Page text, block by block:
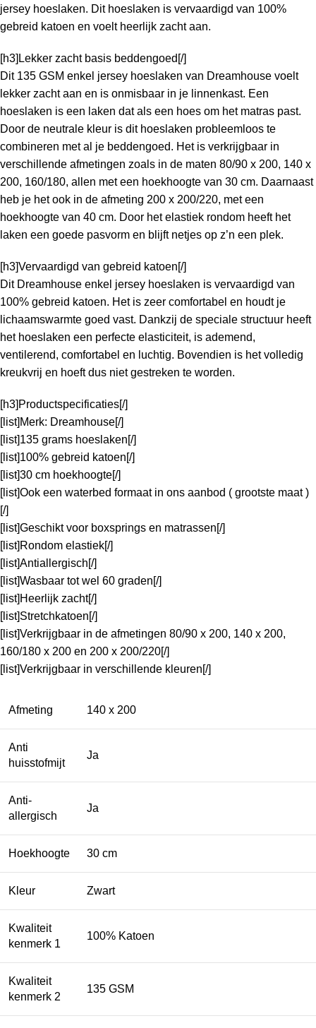
jersey hoeslaken. Dit hoeslaken is vervaardigd van 100%
gebreid katoen en voelt heerlijk zacht aan.
[h3]Lekker zacht basis beddengoed[/]
Dit 135 GSM enkel jersey hoeslaken van Dreamhouse voelt
lekker zacht aan en is onmisbaar in je linnenkast. Een
hoeslaken is een laken dat als een hoes om het matras past.
Door de neutrale kleur is dit hoeslaken probleemloos te
combineren met al je beddengoed. Het is verkrijgbaar in
verschillende afmetingen zoals in de maten 80/90 x 200, 140 x
200, 160/180, allen met een hoekhoogte van 30 cm. Daarnaast
heb je het ook in de afmeting 200 x 200/220, met een
hoekhoogte van 40 cm. Door het elastiek rondom heeft het
laken een goede pasvorm en blijft netjes op z’n een plek.
[h3]Vervaardigd van gebreid katoen[/]
Dit Dreamhouse enkel jersey hoeslaken is vervaardigd van
100% gebreid katoen. Het is zeer comfortabel en houdt je
lichaamswarmte goed vast. Dankzij de speciale structuur heeft
het hoeslaken een perfecte elasticiteit, is ademend,
ventilerend, comfortabel en luchtig. Bovendien is het volledig
kreukvrij en hoeft dus niet gestreken te worden.
[h3]Productspecificaties[/]
[list]Merk: Dreamhouse[/]
[list]135 grams hoeslaken[/]
[list]100% gebreid katoen[/]
[list]30 cm hoekhoogte[/]
[list]Ook een waterbed formaat in ons aanbod ( grootste maat )
[/]
[list]Geschikt voor boxsprings en matrassen[/]
[list]Rondom elastiek[/]
[list]Antiallergisch[/]
[list]Wasbaar tot wel 60 graden[/]
[list]Heerlijk zacht[/]
[list]Stretchkatoen[/]
[list]Verkrijgbaar in de afmetingen 80/90 x 200, 140 x 200,
160/180 x 200 en 200 x 200/220[/]
[list]Verkrijgbaar in verschillende kleuren[/]
Afmeting 140 x 200
Anti
huisstofmijt
Ja
Anti-
allergisch
Ja
Hoekhoogte 30 cm
Kleur Zwart
Kwaliteit
kenmerk 1
100% Katoen
Kwaliteit
kenmerk 2
135 GSM